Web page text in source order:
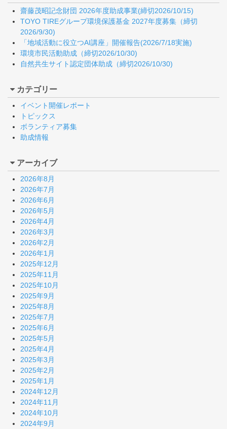
齋藤茂昭記念財団 2026年度助成事業(締切2026/10/15)
TOYO TIREグループ環境保護基金 2027年度募集（締切
2026/9/30)
「地域活動に役立つAI講座」開催報告(2026/7/18実施)
環境市民活動助成（締切2026/10/30)
自然共生サイト認定団体助成（締切2026/10/30)
カテゴリー
イベント開催レポート
トピックス
ボランティア募集
助成情報
アーカイブ
2026年8月
2026年7月
2026年6月
2026年5月
2026年4月
2026年3月
2026年2月
2026年1月
2025年12月
2025年11月
2025年10月
2025年9月
2025年8月
2025年7月
2025年6月
2025年5月
2025年4月
2025年3月
2025年2月
2025年1月
2024年12月
2024年11月
2024年10月
2024年9月